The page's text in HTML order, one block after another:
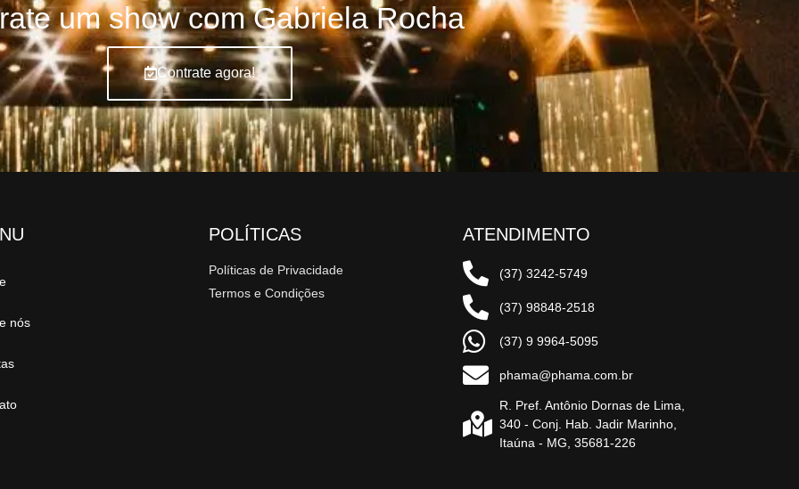
um show com Gabriela Rocha
Contrate agora!
nós
POLÍTICAS
Políticas de Privacidade
Termos e Condições
ATENDIMENTO
(37) 3242-5749
(37) 98848-2518
(37) 9 9964-5095
phama@phama.com.br
R. Pref. Antônio Dornas de Lima,
340 - Conj. Hab. Jadir Marinho,
Itaúna - MG, 35681-226